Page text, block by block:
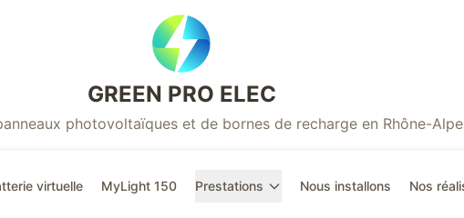
GREEN PRO ELEC
photovoltaïques et de bornes de recharge en Rhône-
virtuelle MyLight 150 Prestations Nous installons Nos